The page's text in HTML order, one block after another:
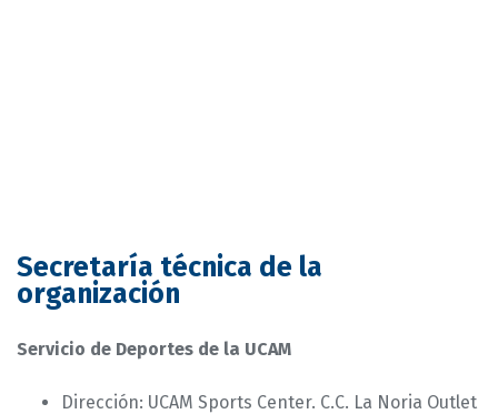
Secretaría técnica de la
organización
Servicio de Deportes de la UCAM
Dirección: UCAM Sports Center. C.C. La Noria Outlet